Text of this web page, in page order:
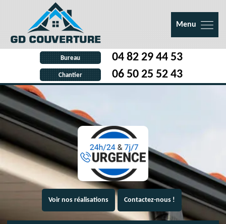
Menu
Bureau 04 82 29 44 53
Chantier 06 50 25 52 43
Voir nos réalisations Contactez-nous !